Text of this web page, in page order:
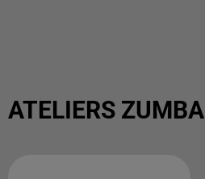
ATELIERS ZUMBA